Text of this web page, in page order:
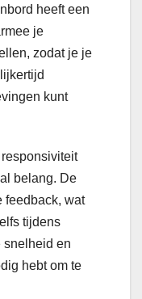
heeft een
je
zodat je je
kunt
belang. De
feedback, wat
tijdens
snelheid en
hebt om te